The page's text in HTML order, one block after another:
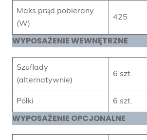
Maks prąd pobierany
(W)
425
WYPOSAŻENIE WEWNĘTRZNE
Szuflady
(alternatywnie)
6 szt.
Półki 6 szt.
WYPOSAŻENIE OPCJONALNE